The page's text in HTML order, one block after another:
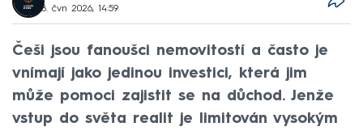
8. čvn 2026, 14:59
Češi jsou fanoušci nemovitostí a často je
vnímají jako jedinou investici, která jim
může pomoci zajistit se na důchod. Jenže
vstup do světa realit je limitován vysokým